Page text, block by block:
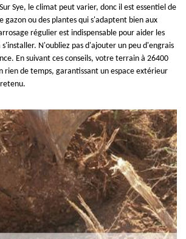
Sye, le climat peut varier, donc il est essentiel de
gazon ou des plantes qui s'adaptent bien aux
régulier est indispensable pour aider les
N'oubliez pas d'ajouter un peu d'engrais
En suivant ces conseils, votre terrain à 26400
rien de temps, garantissant un espace extérieur